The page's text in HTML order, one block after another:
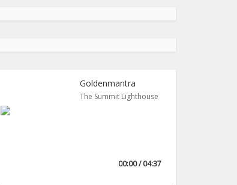
Goldenmantra
The Summit Lighthouse
00:00 / 04:37